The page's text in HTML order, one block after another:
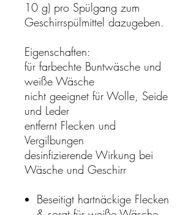
10 g) pro Spülgang zum
Geschirrspülmittel dazugeben.
Eigenschaften:
für farbechte Buntwäsche und
weiße Wäsche
nicht geeignet für Wolle, Seide
und Leder
entfernt Flecken und
Vergilbungen
desinfizierende Wirkung bei
Wäsche und Geschirr
Beseitigt hartnäckige Flecken